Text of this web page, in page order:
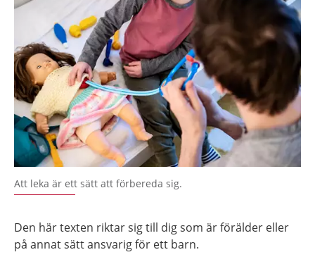
Att leka är ett sätt att förbereda sig.
Den här texten riktar sig till dig som är förälder eller
på annat sätt ansvarig för ett barn.